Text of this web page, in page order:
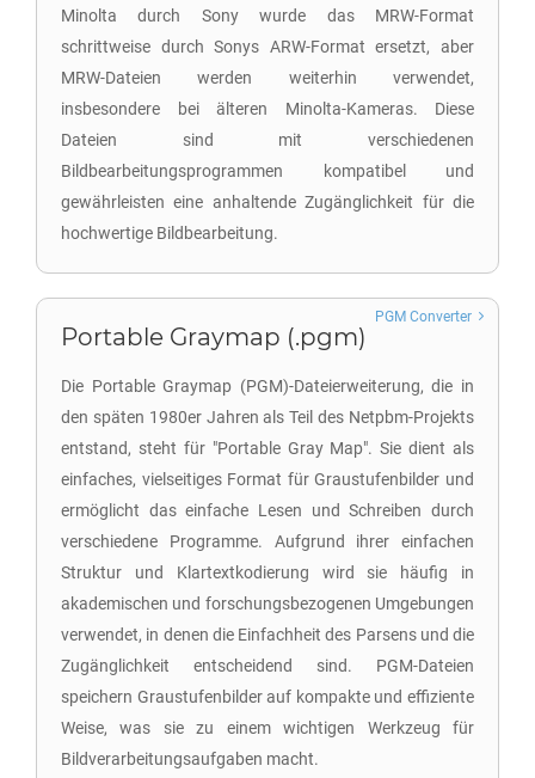
Minolta durch Sony wurde das MRW-Format
schrittweise durch Sonys ARW-Format ersetzt, aber
MRW-Dateien werden weiterhin verwendet,
insbesondere bei älteren Minolta-Kameras. Diese
Dateien sind mit verschiedenen
Bildbearbeitungsprogrammen kompatibel und
gewährleisten eine anhaltende Zugänglichkeit für die
hochwertige Bildbearbeitung.
Portable Graymap (.pgm)
Die Portable Graymap (PGM)-Dateierweiterung, die in
den späten 1980er Jahren als Teil des Netpbm-Projekts
entstand, steht für "Portable Gray Map". Sie dient als
einfaches, vielseitiges Format für Graustufenbilder und
ermöglicht das einfache Lesen und Schreiben durch
verschiedene Programme. Aufgrund ihrer einfachen
Struktur und Klartextkodierung wird sie häufig in
akademischen und forschungsbezogenen Umgebungen
verwendet, in denen die Einfachheit des Parsens und die
Zugänglichkeit entscheidend sind. PGM-Dateien
speichern Graustufenbilder auf kompakte und effiziente
Weise, was sie zu einem wichtigen Werkzeug für
Bildverarbeitungsaufgaben macht.
PGM Converter